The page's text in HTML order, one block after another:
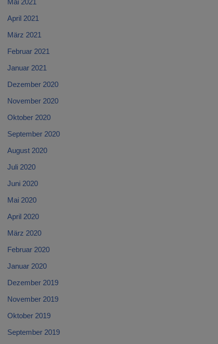
Mai 2021
April 2021
März 2021
Februar 2021
Januar 2021
Dezember 2020
November 2020
Oktober 2020
September 2020
August 2020
Juli 2020
Juni 2020
Mai 2020
April 2020
März 2020
Februar 2020
Januar 2020
Dezember 2019
November 2019
Oktober 2019
September 2019